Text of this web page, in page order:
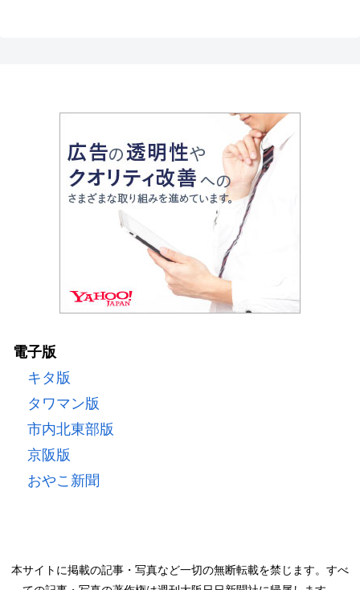
電子版
キタ版
タワマン版
市内北東部版
京阪版
おやこ新聞
本サイトに掲載の記事・写真など一切の無断転載を禁じます。すべ